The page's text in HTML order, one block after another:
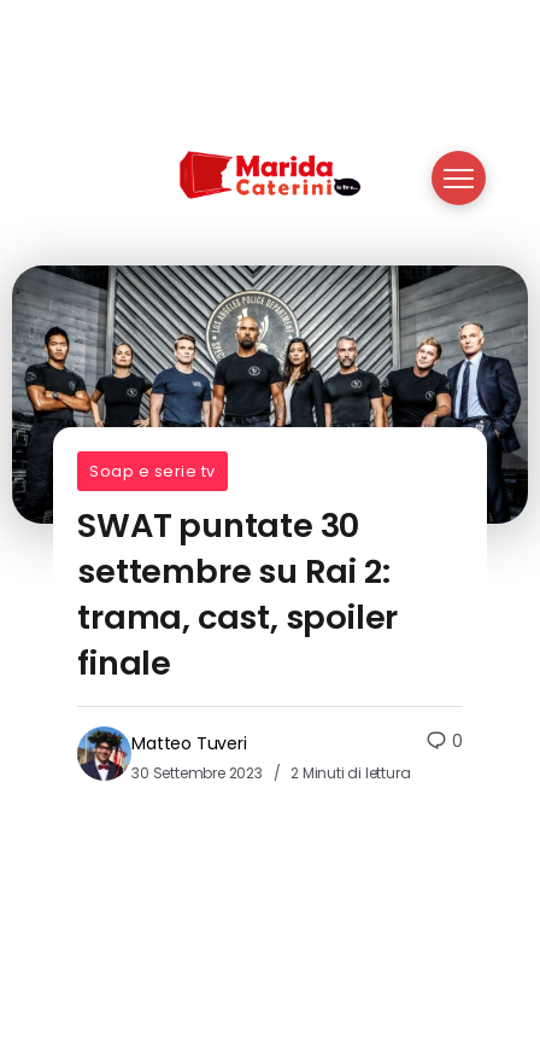
Soap e serie tv
SWAT puntate 30
settembre su Rai 2:
trama, cast, spoiler
finale
Matteo Tuveri
30 Settembre 2023 2 Minuti di lettura
0